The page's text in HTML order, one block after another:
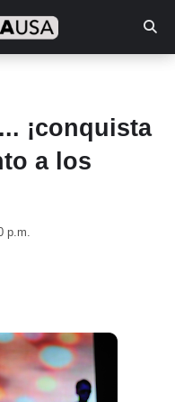
¡conquista
a los
p.m.